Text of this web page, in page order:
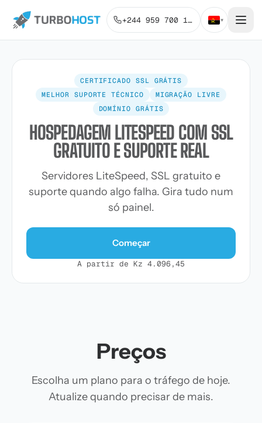
+244 959 700 131 ▾
CERTIFICADO SSL GRÁTIS
MELHOR SUPORTE TÉCNICO
MIGRAÇÃO LIVRE
DOMÍNIO GRÁTIS
HOSPEDAGEM LITESPEED COM SSL
GRATUITO E SUPORTE REAL
Servidores LiteSpeed, SSL gratuito e
suporte quando algo falha. Gira tudo num
só painel.
Começar
A partir de Kz 4.096,45
Preços
Escolha um plano para o tráfego de hoje.
Atualize quando precisar de mais.